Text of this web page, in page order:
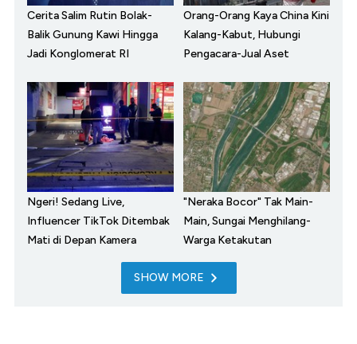
Cerita Salim Rutin Bolak-
Balik Gunung Kawi Hingga
Jadi Konglomerat RI
Orang-Orang Kaya China Kini
Kalang-Kabut, Hubungi
Pengacara-Jual Aset
Ngeri! Sedang Live,
Influencer TikTok Ditembak
Mati di Depan Kamera
"Neraka Bocor" Tak Main-
Main, Sungai Menghilang-
Warga Ketakutan
SHOW MORE